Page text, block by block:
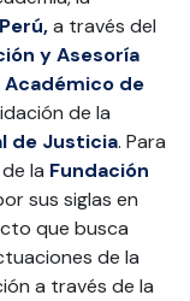
a través del
y Asesoría
de
de la
de Justicia. Para
la Fundación
sus siglas en
que busca
de la
a través de la